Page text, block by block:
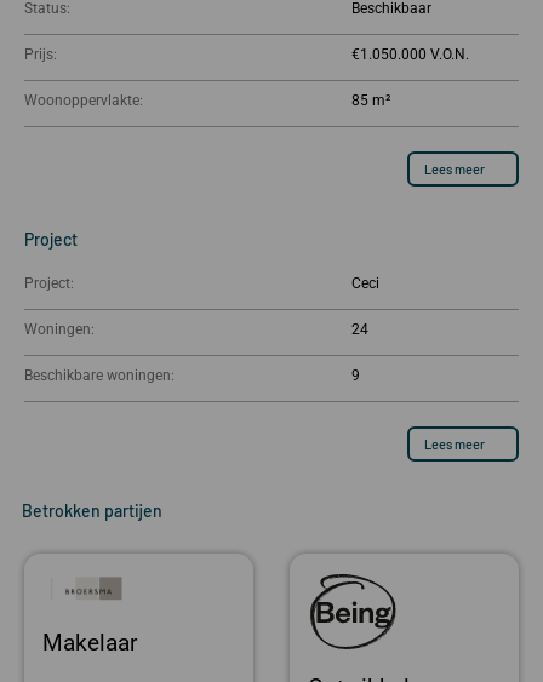
Status: Beschikbaar
Prijs: €1.050.000
Woonoppervlakte: 85 m²
Lees meer
Project
Project: Ceci
Woningen: 24
Beschikbare woningen: 9
Lees meer
Betrokken partijen
Makelaar